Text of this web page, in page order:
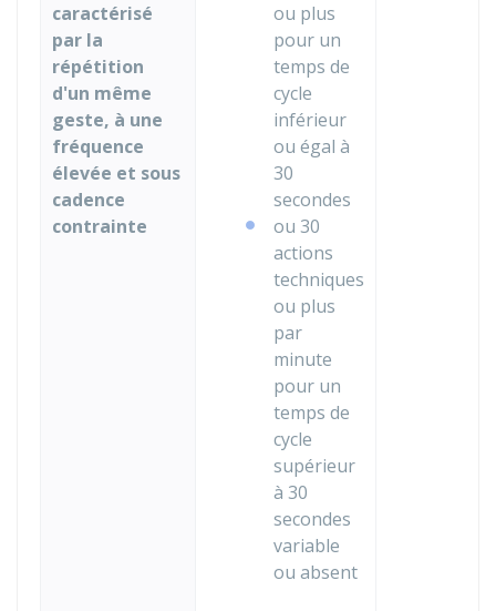
caractérisé
par la
répétition
d'un même
geste, à une
fréquence
élevée et sous
cadence
contrainte
ou plus
pour un
temps de
cycle
inférieur
ou égal à
30
secondes
ou 30
actions
techniques
ou plus
par
minute
pour un
temps de
cycle
supérieur
à 30
secondes
variable
ou absent